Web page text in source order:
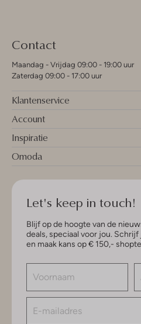
Contact
Maandag - Vrijdag 09:00 - 19:00 uur
Zaterdag 09:00 - 17:00 uur
Klantenservice
Account
Inspiratie
Omoda
Let's keep in touch!
Blijf op de hoogte van de
deals, speciaal voor jou.
en maak kans op € 150,-